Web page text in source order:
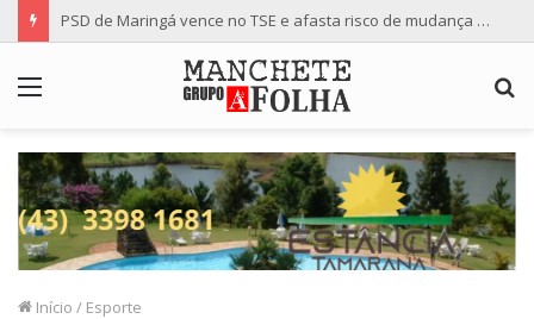
PSD de Maringá vence no TSE e afasta risco de mudança nas cadeiras da Câmara
Início / Esporte